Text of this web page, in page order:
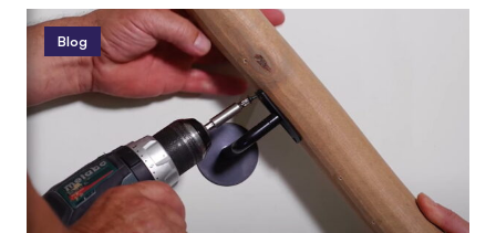
Blog